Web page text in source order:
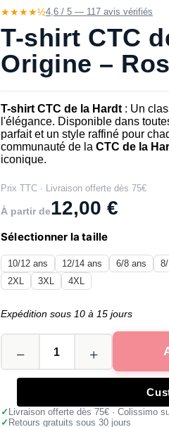
★★★★½4,6 / 5 — 117 avis vérifiés
T-shirt CTC
Origine –
T-shirt CTC de la Hardt : Un
l'élégance. Disponible dans
parfait et un style raffiné pour
communauté de laCTC de la
iconique.
Prix TTC · Livraison offerte dès 75€
À partir de12,00€
Sélectionner la taille
10/12 ans 12/14 ans 6/8 ans
2XL
3XL 4XL
Expédition sous 10 à 15 jours
✓
Livraison offerte dès 75€ · Colissimo
✓ Retours gratuits sous 30 jours